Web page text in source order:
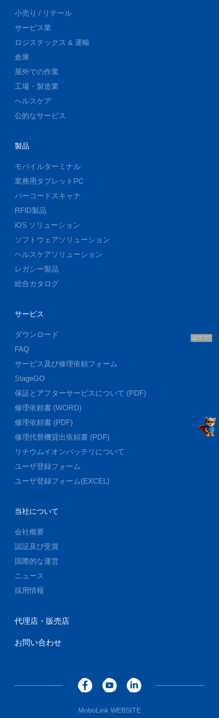
こんにちは、UUです
お話ししましょう！
小売り / リテール
サービス業
ロジステックス & 運輸
倉庫
屋外での作業
工場・製造業
ヘルスケア
公的なサービス
製品
モバイルターミナル
業務用タブレットPC
バーコードスキャナ
RFID製品
iOS ソリューション
ソフトウェアソリューション
ヘルスケアソリューション
レガシー製品
総合カタログ
サービス
ダウンロード
FAQ
サービス及び修理依頼フォーム
StageGO
保証とアフターサービスについて (PDF)
修理依頼書 (WORD)
修理依頼書 (PDF)
修理代替機貸出依頼書 (PDF)
リチウムイオンバッテリについて
ユーザ登録フォーム
ユーザ登録フォーム(EXCEL)
当社について
会社概要
認証及び受賞
国際的な運営
ニュース
採用情報
代理店・販売店
お問い合わせ
MoboLink WEBSITE